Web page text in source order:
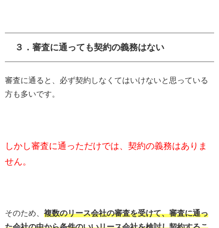
３．審査に通っても契約の義務はない
審査に通ると、必ず契約しなくてはいけないと思っている
方も多いです。
しかし審査に通っただけでは、契約の義務はありま
せん。
そのため、 複数のリース会社の審査を受けて、審査に通っ